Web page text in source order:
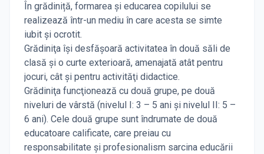
În grădiniță, formarea şi educarea copilului se
realizează într-un mediu în care acesta se simte
iubit şi ocrotit.
Grădiniţa îşi desfăşoară activitatea în două săli de
clasă şi o curte exterioară, amenajată atât pentru
jocuri, cât şi pentru activităţi didactice.
Grădiniţa funcţionează cu două grupe, pe două
niveluri de vârstă (nivelul I: 3 – 5 ani şi nivelul II: 5 –
6 ani). Cele două grupe sunt îndrumate de două
educatoare calificate, care preiau cu
responsabilitate şi profesionalism sarcina educării